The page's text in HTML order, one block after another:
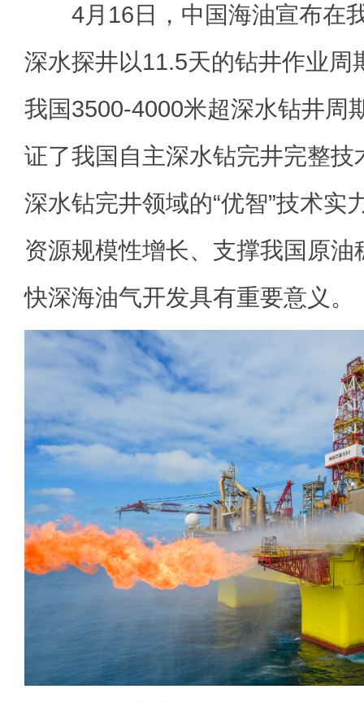
4月16日，中国海油宣布在
深水探井以11.5天的钻井作业周
我国3500-4000米超深水钻井周
证了我国自主深水钻完井完整技
深水钻完井领域的“优智”技术实
资源规模性增长、支撑我国原
快深海油气开发具有重要意义。